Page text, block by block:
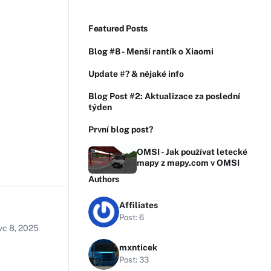
8, 2025
Featured Posts
Blog #8 - Menší rantík o Xiaomi
Update #? & nějaké info
Blog Post #2: Aktualizace za poslední
týden
První blog post?
OMSI - Jak používat letecké
mapy z mapy.com v OMSI
Authors
Affiliates
Post: 6
mxnticek
Post: 33